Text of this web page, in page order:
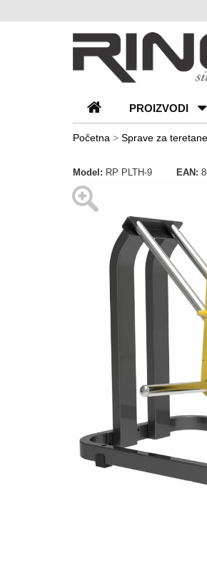
O
nama
Katalozi
Kontakt
Blog
Česta
PROIZVODI
Početna > Sprave za teretane
Model: RP PLTH-9 EAN: